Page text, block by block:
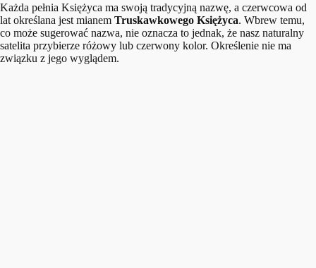
Każda pełnia Księżyca ma swoją tradycyjną nazwę, a czerwcowa od
lat określana jest mianem Truskawkowego Księżyca. Wbrew temu,
co może sugerować nazwa, nie oznacza to jednak, że nasz naturalny
satelita przybierze różowy lub czerwony kolor. Określenie nie ma
związku z jego wyglądem.